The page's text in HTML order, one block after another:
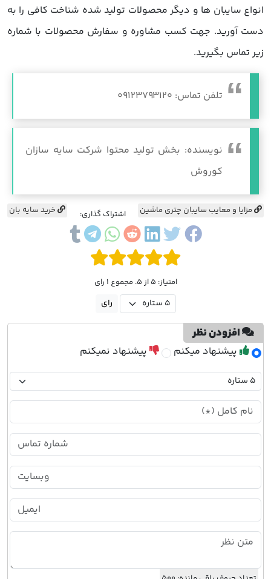
انواع سایبان ها و دیگر محصولات تولید شده شناخت کافی را به
دست آورید. جهت کسب مشاوره و سفارش محصولات با شماره
زیر تماس بگیرید.
تلفن تماس: 09123793120
نویسنده: بخش تولید محتوا شرکت سایه سازان
کوروش
مزایا و معایب سایبان چتری ماشین خرید سایه بان اشتراک گذاری:
امتیاز: 5 از 5. مجموع 1 رای
افزودن نظر
پیشنهاد میکنم پیشنهاد نمیکنم